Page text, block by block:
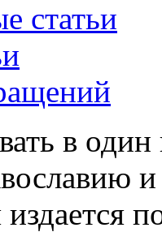
статьи
в